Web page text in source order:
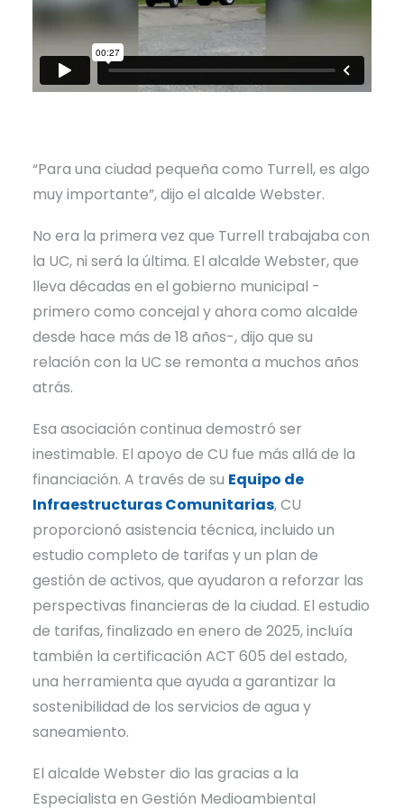
“Para una ciudad pequeña como Turrell, es algo
muy importante”, dijo el alcalde Webster.
No era la primera vez que Turrell trabajaba con
la UC, ni será la última. El alcalde Webster, que
lleva décadas en el gobierno municipal -
primero como concejal y ahora como alcalde
desde hace más de 18 años-, dijo que su
relación con la UC se remonta a muchos años
atrás.
Esa asociación continua demostró ser
inestimable. El apoyo de CU fue más allá de la
financiación. A través de su Equipo de
Infraestructuras Comunitarias, CU
proporcionó asistencia técnica, incluido un
estudio completo de tarifas y un plan de
gestión de activos, que ayudaron a reforzar las
perspectivas financieras de la ciudad. El estudio
de tarifas, finalizado en enero de 2025, incluía
también la certificación ACT 605 del estado,
una herramienta que ayuda a garantizar la
sostenibilidad de los servicios de agua y
saneamiento.
El alcalde Webster dio las gracias a la
Especialista en Gestión Medioambiental